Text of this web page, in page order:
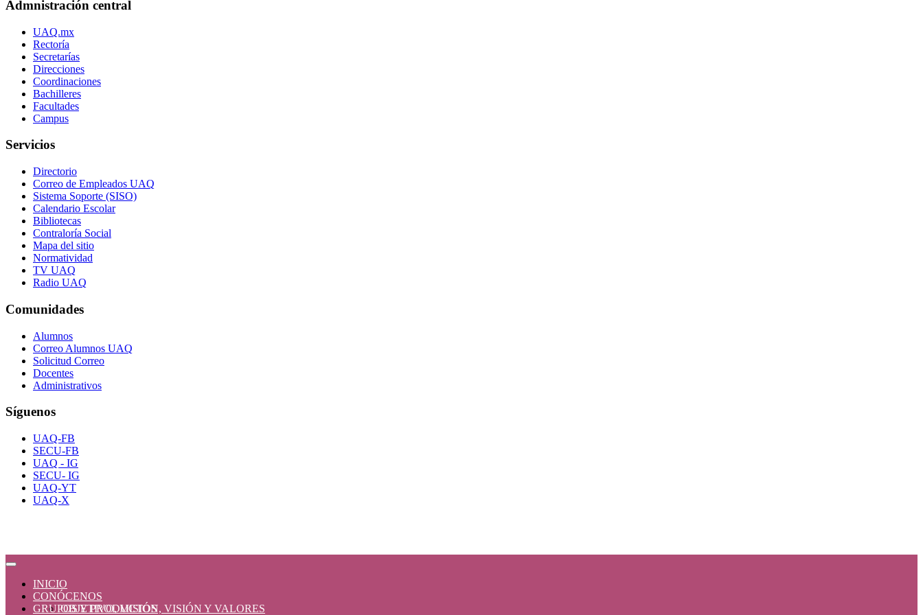
Admnistración central
UAQ.mx
Rectoría
Secretarías
Direcciones
Coordinaciones
Bachilleres
Facultades
Campus
Servicios
Directorio
Correo de Empleados UAQ
Sistema Soporte (SISO)
Calendario Escolar
Bibliotecas
Contraloría Social
Mapa del sitio
Normatividad
TV UAQ
Radio UAQ
Comunidades
Alumnos
Correo Alumnos UAQ
Solicitud Correo
Docentes
Administrativos
Síguenos
UAQ-FB
SECU-FB
UAQ - IG
SECU- IG
UAQ-YT
UAQ-X
INICIO
CONÓCENOS
OBJETIVO, MISIÓN, VISIÓN Y VALORES
GRUPOS Y PRODUCTOS